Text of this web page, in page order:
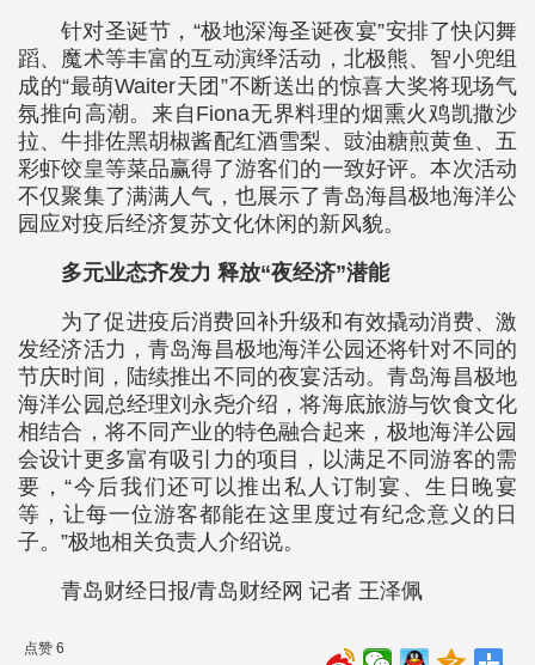
针对圣诞节，“极地深海圣诞夜宴”安排了快闪舞
蹈、魔术等丰富的互动演绎活动，北极熊、智小兜组
成的“最萌Waiter天团”不断送出的惊喜大奖将现场气
氛推向高潮。来自Fiona无界料理的烟熏火鸡凯撒沙
拉、牛排佐黑胡椒酱配红酒雪梨、豉油糖煎黄鱼、五
彩虾饺皇等菜品赢得了游客们的一致好评。本次活动
不仅聚集了满满人气，也展示了青岛海昌极地海洋公
园应对疫后经济复苏文化休闲的新风貌。
多元业态齐发力 释放“夜经济”潜能
为了促进疫后消费回补升级和有效撬动消费、激
发经济活力，青岛海昌极地海洋公园还将针对不同的
节庆时间，陆续推出不同的夜宴活动。青岛海昌极地
海洋公园总经理刘永尧介绍，将海底旅游与饮食文化
相结合，将不同产业的特色融合起来，极地海洋公园
会设计更多富有吸引力的项目，以满足不同游客的需
要，“今后我们还可以推出私人订制宴、生日晚宴
等，让每一位游客都能在这里度过有纪念意义的日
子。”极地相关负责人介绍说。
青岛财经日报/青岛财经网 记者 王泽佩
点赞 6